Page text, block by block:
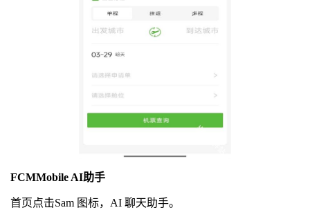
FCMMobile AI助手
首页点击Sam 图标，AI 聊天助手。